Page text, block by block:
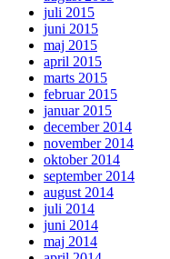
juli 2015
juni 2015
maj 2015
april 2015
marts 2015
februar 2015
januar 2015
december 2014
november 2014
oktober 2014
september 2014
august 2014
juli 2014
juni 2014
maj 2014